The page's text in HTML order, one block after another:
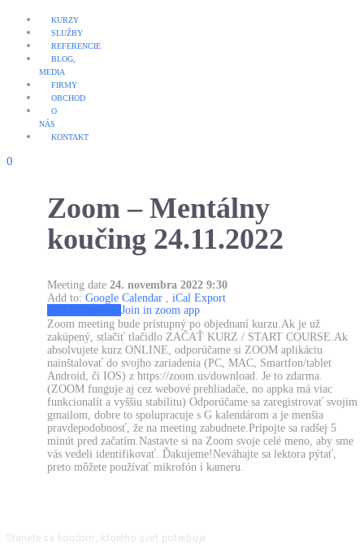
KURZY
SLUŽBY
REFERENCIE
BLOG,
MEDIA
FIRMY
OBCHOD
O
NÁS
KONTAKT
0
Zoom – Mentálny
koučing 24.11.2022
Meeting date 24. novembra 2022 9:30
Add to: Google Calendar , iCal Export
Join in browser Join in zoom app
Zoom meeting bude prístupný po objednaní kurzu.Ak je už
zakúpený, stlačiť tlačidlo ZAČAŤ KURZ / START COURSE.Ak
absolvujete kurz ONLINE, odporúčame si ZOOM aplikáciu
nainštalovať do svojho zariadenia (PC, MAC, Smartfon/tablet
Android, či IOS) z https://zoom.us/download. Je to zdarma.
(ZOOM funguje aj cez webové prehliadače, no appka má viac
funkcionalít a vyššiu stabilitu) Odporúčame sa zaregistrovať svojim
gmailom, dobre to spolupracuje s G kalendárom a je menšia
pravdepodobnosť, že na meeting zabudnete.Pripojte sa radšej 5
minút pred začatím.Nastavte si na Zoom svoje celé meno, aby sme
vás vedeli identifikovať. Ďakujeme!Neváhajte sa lektora pýtať,
preto môžete používať mikrofón i kameru.
Stanete sa koučom, ktorého svet potrebuje